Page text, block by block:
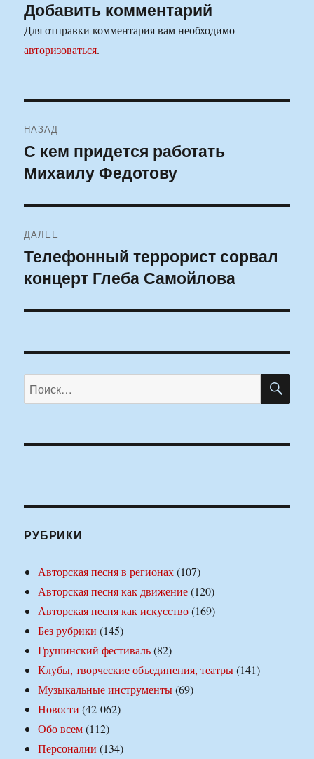
Добавить комментарий
Для отправки комментария вам необходимо
авторизоваться.
по
записям
НАЗАД
Предыдущая
запись:
С кем придется работать
Михаилу Федотову
ДАЛЕЕ
Следующая
запись:
Телефонный террорист сорвал
концерт Глеба Самойлова
Искать:
РУБРИКИ
Авторская песня в регионах(107)
Авторская песня как движение(120)
Авторская песня как искусство(169)
Без рубрики (145)
Грушинский фестиваль(82)
Клубы, творческие объединения, театры(141)
Музыкальные инструменты(69)
Новости (42 062)
Обо всем(112)
Персоналии (134)